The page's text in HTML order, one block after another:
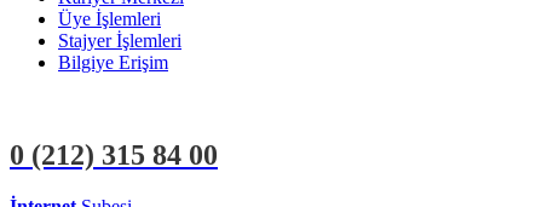
Üye İşlemleri
Stajyer İşlemleri
Bilgiye Erişim
0 (212) 315 84 00